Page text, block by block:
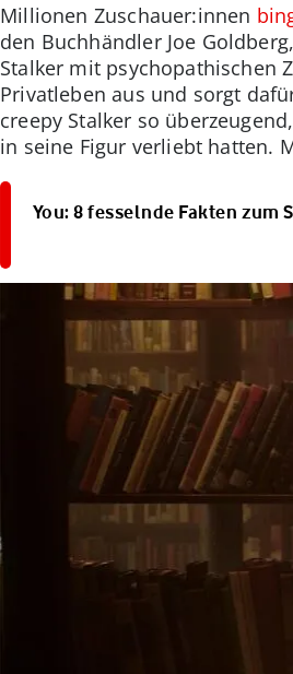
Millionen Zuschauer:innen
den Buchhändler Joe
Stalker mit psychopathischen
Privatleben aus und sorgt
creepy Stalker so
in seine Figur verliebt hatten.
You: 8 fesselnde Fakten zum